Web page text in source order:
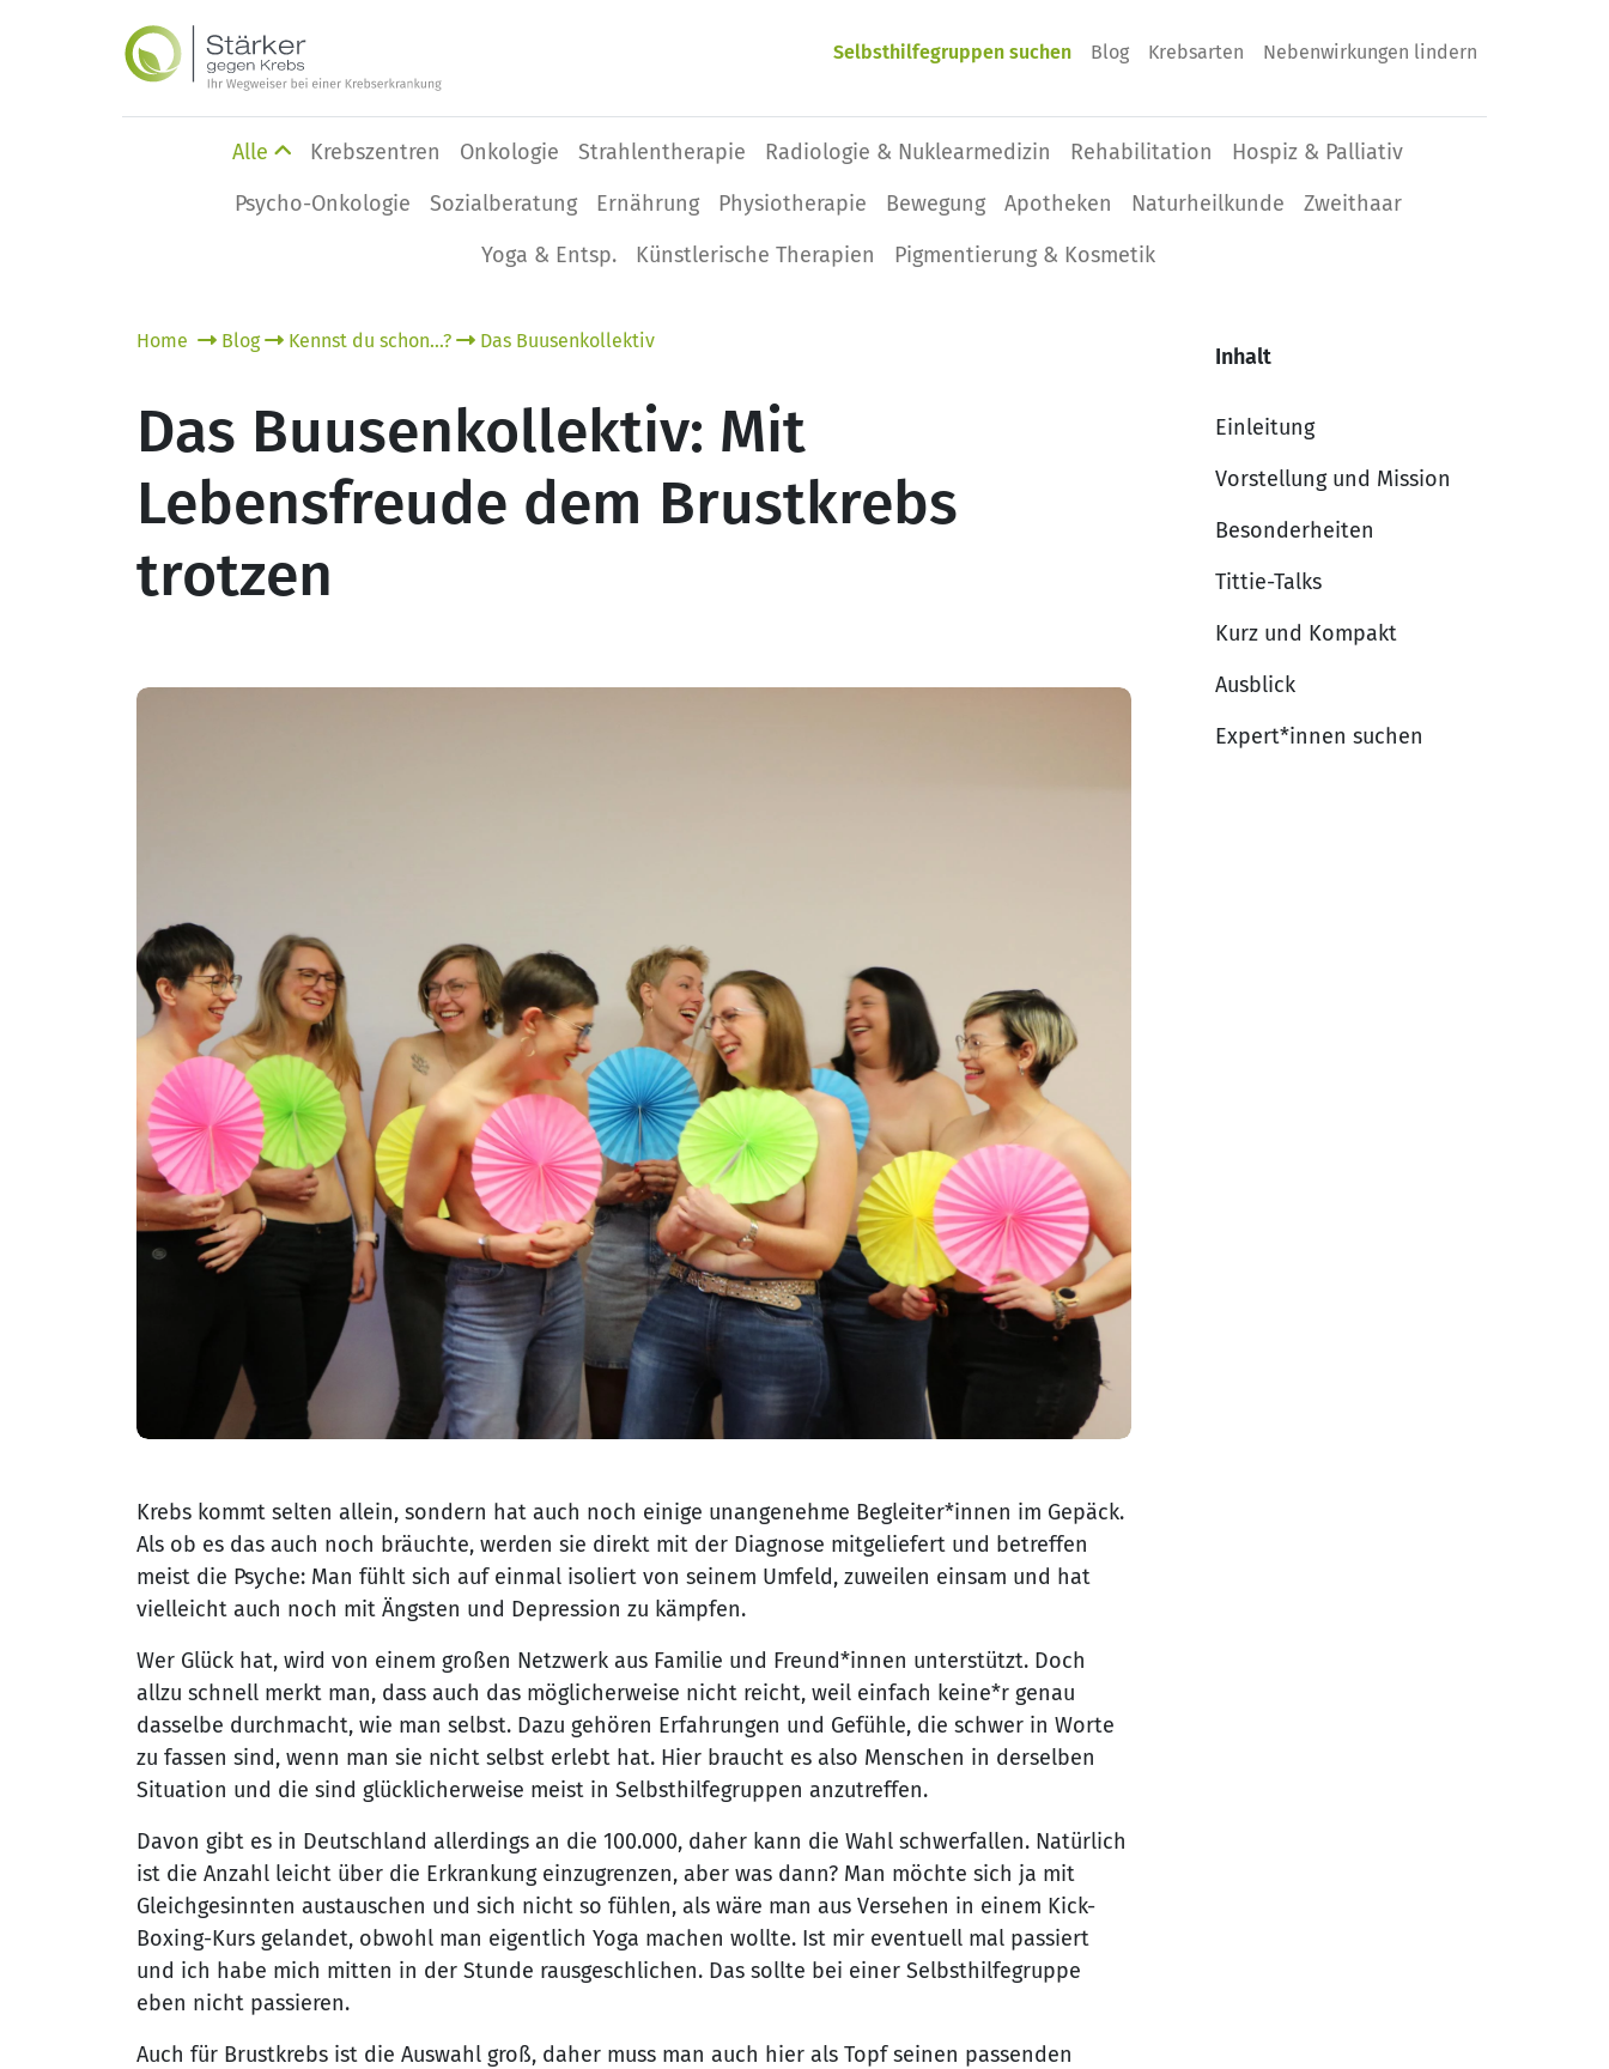
Selbsthilfegruppen suchen Blog Krebsarten Nebenwirkungen lindern
Alle Krebszentren Onkologie Strahlentherapie Radiologie & Nuklearmedizin Rehabilitation
Hospiz & Palliativ
Psycho-Onkologie
Sozialberatung Ernährung Physio­therapie Bewegung Apotheken Naturheilkunde
Zweithaar
Yoga & Entsp.
Künstlerische Therapien Pigmentierung & Kosmetik
Home Blog Kennst du schon...? Das Buusenkollektiv
Das Buusenkollektiv: Mit
Lebensfreude dem Brustkrebs
trotzen
Krebs kommt selten allein, sondern hat auch noch einige unangenehme Begleiter*innen im Gepäck.
Als ob es das auch noch bräuchte, werden sie direkt mit der Diagnose mitgeliefert und betreffen
meist die Psyche: Man fühlt sich auf einmal isoliert von seinem Umfeld, zuweilen einsam und hat
vielleicht auch noch mit Ängsten und Depression zu kämpfen.
Wer Glück hat, wird von einem großen Netzwerk aus Familie und Freund*innen unterstützt. Doch
allzu schnell merkt man, dass auch das möglicherweise nicht reicht, weil einfach keine*r genau
dasselbe durchmacht, wie man selbst. Dazu gehören Erfahrungen und Gefühle, die schwer in Worte
zu fassen sind, wenn man sie nicht selbst erlebt hat. Hier braucht es also Menschen in derselben
Situation und die sind glücklicherweise meist in Selbsthilfegruppen anzutreffen.
Davon gibt es in Deutschland allerdings an die 100.000, daher kann die Wahl schwerfallen. Natürlich
ist die Anzahl leicht über die Erkrankung einzugrenzen, aber was dann? Man möchte sich ja mit
Gleichgesinnten austauschen und sich nicht so fühlen, als wäre man aus Versehen in einem Kick-
Boxing-Kurs gelandet, obwohl man eigentlich Yoga machen wollte. Ist mir eventuell mal passiert
und ich habe mich mitten in der Stunde rausgeschlichen. Das sollte bei einer Selbsthilfegruppe
eben nicht passieren.
Auch für Brustkrebs ist die Auswahl groß, daher muss man auch hier als Topf seinen passenden
Inhalt
Einleitung
Vorstellung und Mission
Besonderheiten
Tittie-Talks
Kurz und Kompakt
Ausblick
Expert*innen suchen